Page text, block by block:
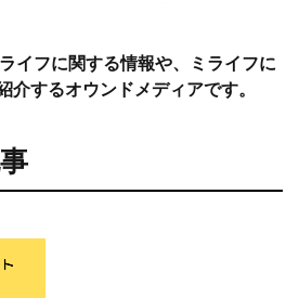
イフに関する情報や、ミライフに
介するオウンドメディアです。